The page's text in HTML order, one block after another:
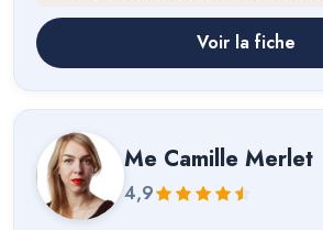
Voir la fiche
Me Camille Merlet
4,9